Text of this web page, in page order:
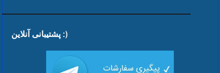
پشتیبانی آنلاین :)